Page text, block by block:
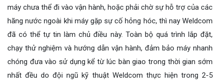
máy chưa thể đi vào vận hành, hoặc phải chờ sự hỗ trợ của các
hãng nước ngoài khi máy gặp sự cố hỏng hóc, thì nay Weldcom
đã có thể tự tin làm chủ điều này. Toàn bộ quá trình lắp đặt,
chạy thử nghiệm và hướng dẫn vận hành, đảm bảo máy nhanh
chóng đưa vào sử dụng kể từ lúc bàn giao trong thời gian sớm
nhất đều do đội ngũ kỹ thuật Weldcom thực hiện trong 2-5